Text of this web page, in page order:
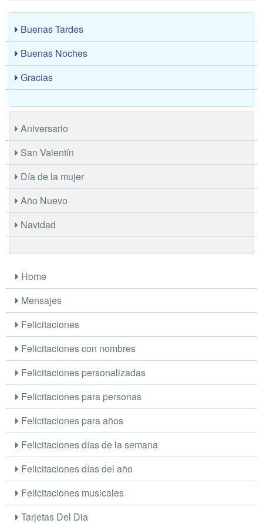
Buenas Tardes
Buenas Noches
Gracias
Aniversario
San Valentín
Día de la mujer
Año Nuevo
Navidad
Home
Mensajes
Felicitaciones
Felicitaciones con nombres
Felicitaciones personalizadas
Felicitaciones para personas
Felicitaciones para años
Felicitaciones días de la semana
Felicitaciones días del año
Felicitaciones musicales
Tarjetas Del Dia